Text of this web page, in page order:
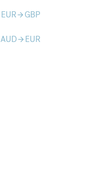
EURarrow_forward GBP
AUDarrow_forward EUR